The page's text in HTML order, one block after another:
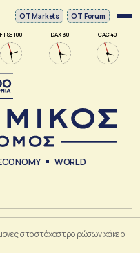
FTSE 100 DAX 30 CAC 40
ΟΤ Markets OT Forum
WORLD
στο στόχαστρο ρώσων χάκερ